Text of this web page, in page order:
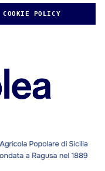
COOKIE POLICY